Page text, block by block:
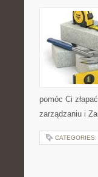
pomóc Ci
zarządzaniu i
CATEGORIES: